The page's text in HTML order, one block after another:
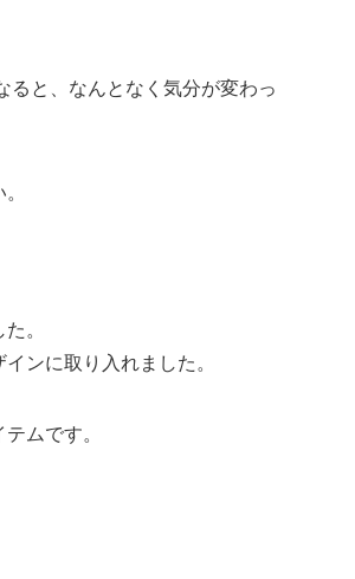
ると、なんとなく気分が変わっ
。
ンに取り入れました。
ムです。